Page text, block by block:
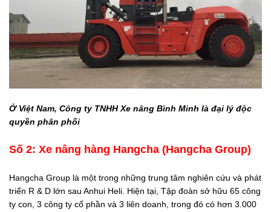
Ở Việt Nam, Công ty TNHH Xe nâng Bình Minh là đại lý độc
quyền phân phối
Số 2: Xe nâng hàng Hangcha (Hangcha Group)
Hangcha Group là một trong những trung tâm nghiên cứu và phát
triển R & D lớn sau Anhui Heli. Hiện tại, Tập đoàn sở hữu 65 công
ty con, 3 công ty cổ phần và 3 liên doanh, trong đó có hơn 3.000